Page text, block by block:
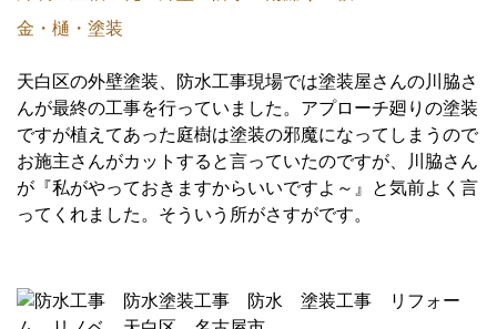
金・樋・塗装
天白区の外壁塗装、防水工事現場では塗装屋さんの川脇さ
んが最終の工事を行っていました。アプローチ廻りの塗装
ですが植えてあった庭樹は塗装の邪魔になってしまうので
お施主さんがカットすると言っていたのですが、川脇さん
が『私がやっておきますからいいですよ～』と気前よく言
ってくれました。そういう所がさすがです。